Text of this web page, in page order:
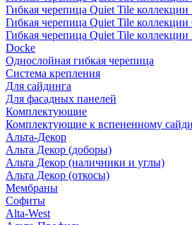
Гибкая черепица Quiet Tile коллекции
Гибкая черепица Quiet Tile коллекции
Гибкая черепица Quiet Tile коллекции
Docke
Однослойная гибкая черепица
Система крепления
Для сайдинга
Для фасадных панелей
Комплектующие
Комплектующие к вспененному
Альта-Декор
Альта Декор (доборы)
Альта Декор (наличники и углы)
Альта Декор (откосы)
Мембраны
Софиты
Alta-West